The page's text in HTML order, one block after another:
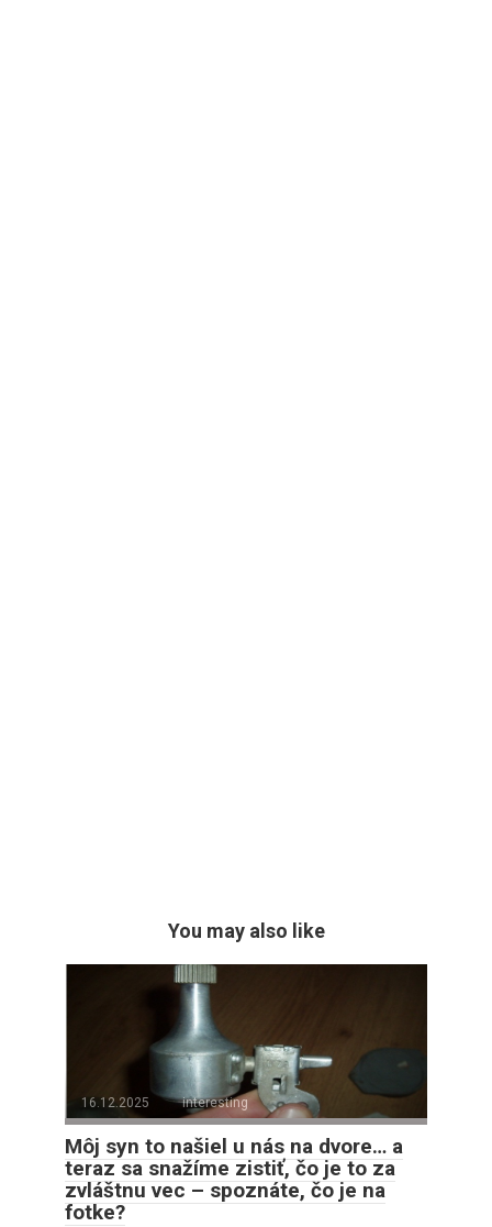
You may also like
16.12.2025 interesting
Môj syn to našiel u nás na dvore… a
teraz sa snažíme zistiť, čo je to za
zvláštnu vec – spoznáte, čo je na
fotke?